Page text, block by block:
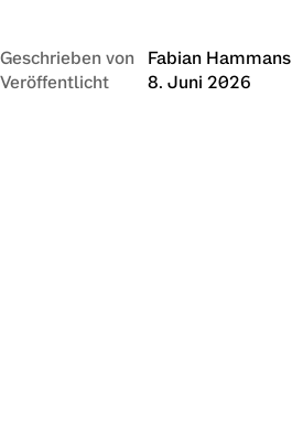
Geschrieben von
Fabian Hammans
Veröffentlicht
8. Juni 2026